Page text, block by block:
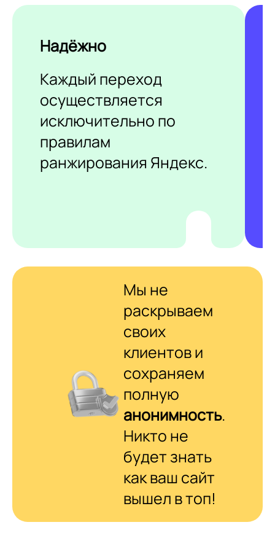
Надёжно
Каждый переход
осуществляется
исключительно по
правилам
ранжирования Яндекс.
Мы не
раскрываем
своих
клиентов и
сохраняем
полную
анонимность.
Никто не
будет знать
как ваш сайт
вышел в топ!